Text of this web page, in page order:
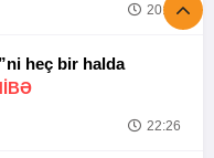
20:52
heç bir halda
22:26